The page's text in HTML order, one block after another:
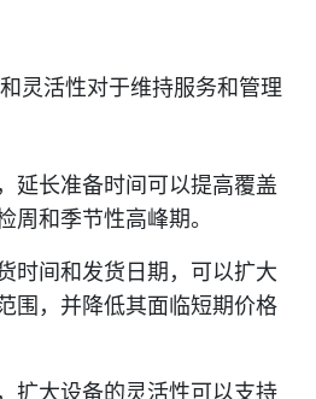
灵活性对于维持服务和管理
延长准备时间可以提高覆盖
周和季节性高峰期。
时间和发货日期，可以扩大
围，并降低其面临短期价格
扩大设备的灵活性可以支持